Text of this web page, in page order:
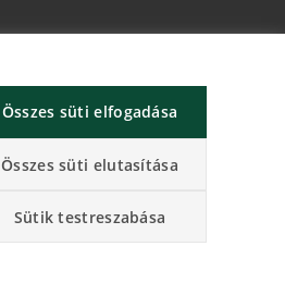
Összes süti elfogadása
Összes süti elutasítása
Sütik testreszabása